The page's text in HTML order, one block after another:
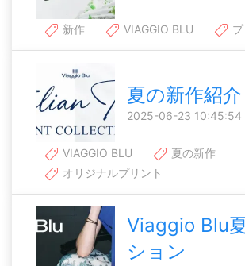
新作 VIAGGIO BLU
夏の新作紹介
2025-06-23 10:45:54
VIAGGIO BLU
夏の新作
オリジナルプリント
Viaggio Blu
ション